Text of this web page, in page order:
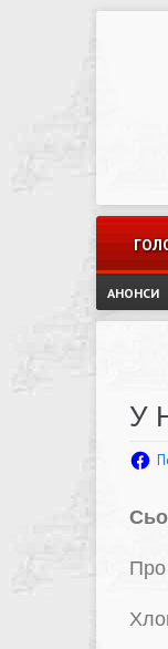
АНОНСИ
У
Про